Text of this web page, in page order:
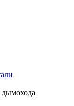
дымохода